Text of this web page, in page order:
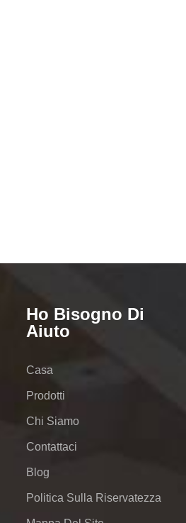
Ho Bisogno Di
Aiuto
Casa
Prodotti
Chi Siamo
Contattaci
Blog
Politica Sulla Riservatezza